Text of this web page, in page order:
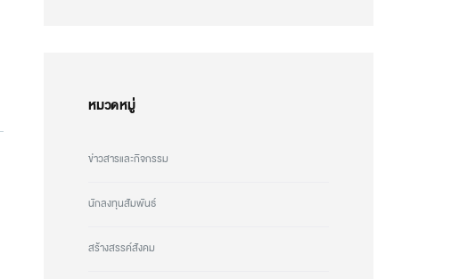
หมวดหมู่
ข่าวสารและกิจกรรม
นักลงทุนสัมพันธ์
สร้างสรรค์สังคม